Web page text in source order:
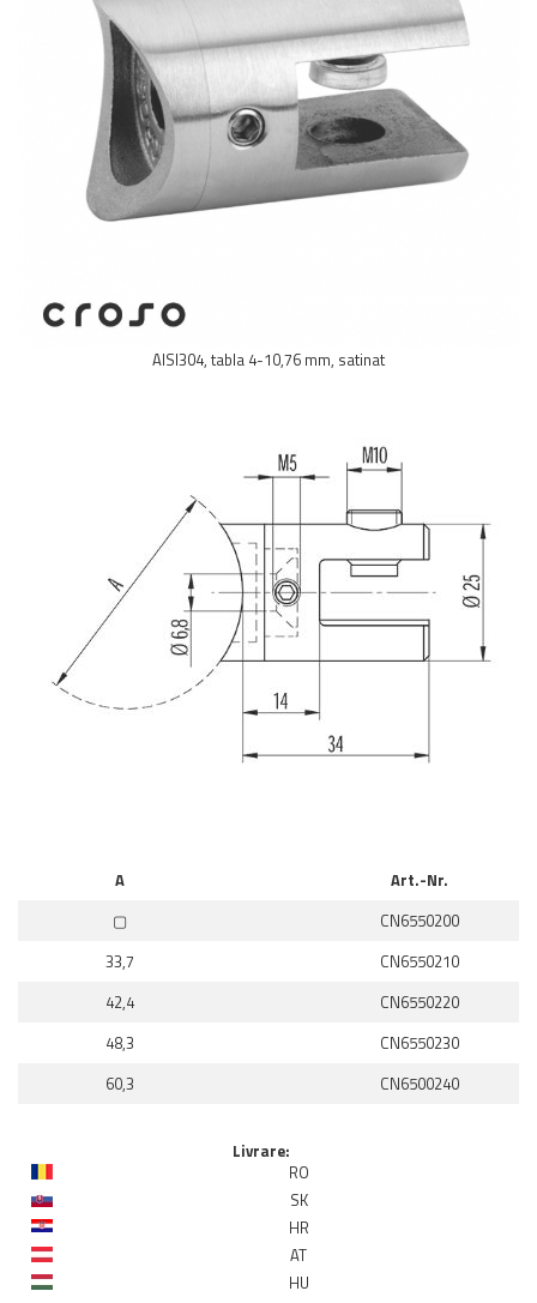
Balustrada inox / metalica
Ancore - Flanse - Placute
Fitting-uri balustrada inox
Cabluri si accesorii balustrada inox
Capace - dopuri capat teava
Capace mascare
Montanti echipati balustrada inox
Sisteme tabla perforata
Stifturi - Placute suport pentruAISI304, tabla 4-10,76 mm, satinat
A
Art.-Nr.
▢
CN6550200
33,7
CN6550210
42,4
CN6550220
48,3
CN6550230
60,3
CN6500240
Livrare:
RO
SK
HR
AT
HU